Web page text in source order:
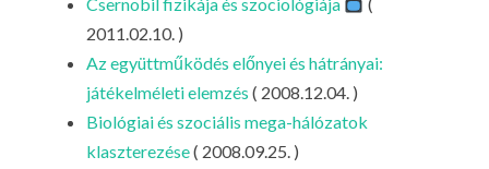
2011.02.10. )
Az együttműködés előnyei és hátrányai:
játékelméleti elemzés ( 2008.12.04. )
Biológiai és szociális mega-hálózatok
klaszterezése( 2008.09.25. )